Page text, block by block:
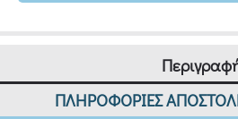
ΠΛΗΡΟΦΟΡΙΕΣ